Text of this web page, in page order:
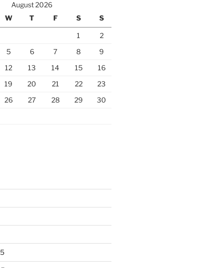
August 2026
W T F S S
1
2
5 6 7 8
9
12 13 14 15
16
19 20 21 22
23
26 27 28 29
30